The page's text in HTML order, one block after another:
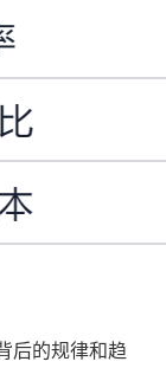
后的规律和趋